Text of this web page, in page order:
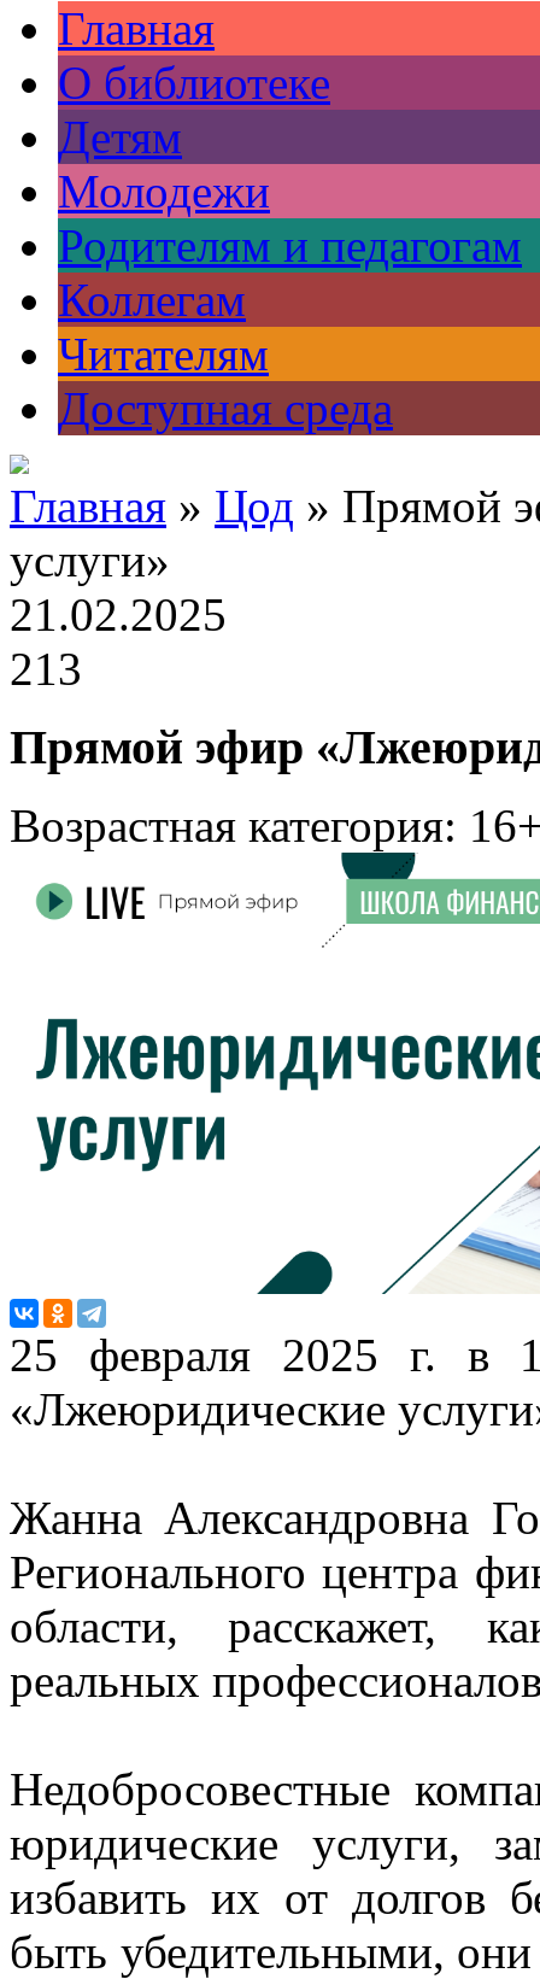
Главная
О библиотеке
Детям
Молодежи
Родителям и педагогам
Коллегам
Читателям
Доступная среда
Главная » Цод » Прямой
услуги»
21.02.2025
213
Прямой эфир
Возрастная категория:
25 февраля 2025 г. в
«Лжеюридические
Жанна Александровна
Регионального центра
области, расскажет,
реальных
Недобросовестные
юридические услуги,
избавить их от долгов
быть убедительными,